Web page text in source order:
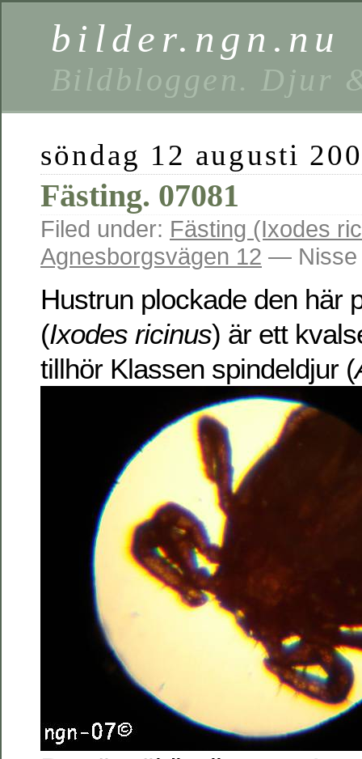
bilder.ngn.nu
Bildbloggen. Djur
söndag 12 augusti
Fästing. 07081
Filed under: Fästing (Ixodes
Agnesborgsvägen 12 — Nisse
Hustrun plockade den här
(Ixodes ricinus) är ett
tillhör Klassen spindeldjur (